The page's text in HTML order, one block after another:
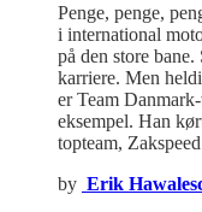
Penge, penge,
i international
på den store
karriere. Men
er Team
eksempel. Han
topteam,
by Erik